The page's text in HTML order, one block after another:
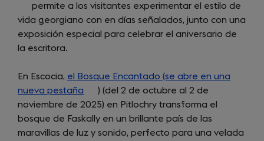
new
tab)
in
a
new
permite a los visitantes experimentar el estilo de
vida georgiano con en días señalados, junto con una
exposición especial para celebrar el aniversario de
la escritora.
En Escocia, el Bosque Encantado (se abre en una
nueva pestaña (opens
in
a
new
) (del 2 de octubre al 2 de
noviembre de 2025) en Pitlochry transforma el
bosque de Faskally en un brillante país de las
maravillas de luz y sonido, perfecto para una velada